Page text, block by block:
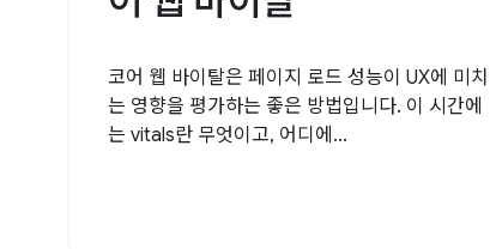
코어 웹 바이탈은 페이지 로드 성능이 UX에 미치
는 영향을 평가하는 좋은 방법입니다. 이 시간에
는 vitals란 무엇이고, 어디에...